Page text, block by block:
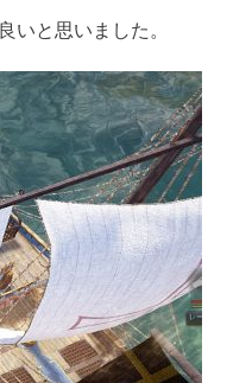
と思いました。